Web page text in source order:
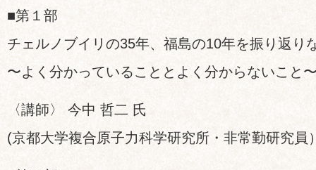
■第１部
チェルノブイリの35年、福島の10年を振り返り
〜よく分かっていることとよく分からないこと
〈講師〉 今中 哲二 氏
(京都大学複合原子力科学研究所・非常勤研究員